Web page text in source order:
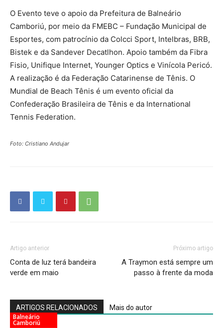
O Evento teve o apoio da Prefeitura de Balneário
Camboriú, por meio da FMEBC – Fundação Municipal de
Esportes, com patrocínio da Colcci Sport, Intelbras, BRB,
Bistek e da Sandever Decatlhon. Apoio também da Fibra
Fisio, Unifique Internet, Younger Optics e Vinícola Pericó.
A realização é da Federação Catarinense de Tênis. O
Mundial de Beach Tênis é um evento oficial da
Confederação Brasileira de Tênis e da International
Tennis Federation.
Foto: Cristiano Andujar
Artigo anterior
Conta de luz terá bandeira
verde em maio
Próximo artigo
A Traymon está sempre um
passo à frente da moda
ARTIGOS RELACIONADOS Mais do autor
Balneário
Camboriú